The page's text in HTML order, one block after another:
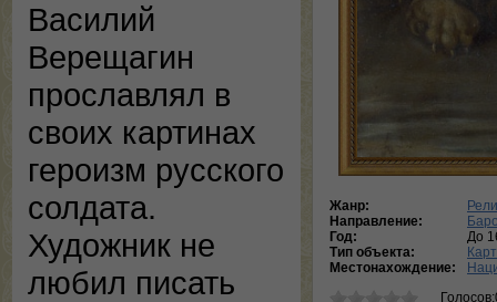
Василий
Верещагин
прославлял в
своих картинах
героизм русского
солдата.
Художник не
любил писать
Жанр:
Направление:
Год:
До
Тип объекта:
Местонахождение: